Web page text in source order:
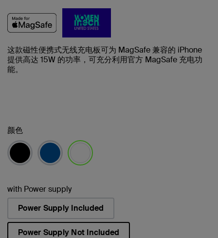
这款磁性便携式无线充电板可为 MagSafe 兼容的 iPhone
提供高达 15W 的功率，可充分利用官方 MagSafe 充电功
能。
颜色
with Power supply
Power Supply Included
Power Supply Not Included